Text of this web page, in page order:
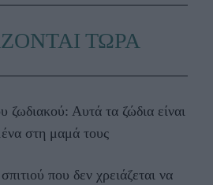
ΤΩΡΑ
ζωδιακού: Αυτά τα ζώδια είναι
στη μαμά τους
που δεν χρειάζεται να